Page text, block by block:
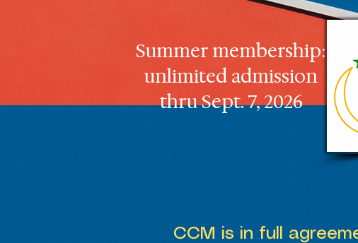
Summer membership:
unlimited admission
thru Sept. 7, 2026
CCM is in full